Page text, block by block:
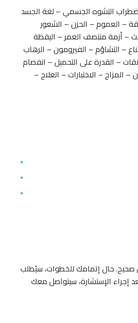
التشوه الجسمي – لغة الجسد
– العموم – الحزن – الشعور
– أزمة منتصف العمر – اليقظة
– التشاؤم – الفيرومون – الرهاب
– القدرة على التحميل – انفصام
– الاختبارات – العلاج –
صحيح. حال إتمامك للخطوات، سيُطلب
إجراء الإستشارة، سيتواصل معك